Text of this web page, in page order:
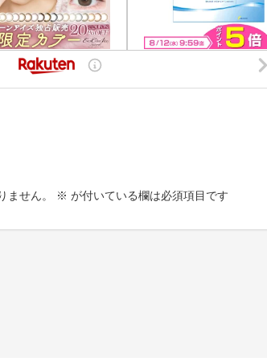
ません。 ※ が付いている欄は必須項目です